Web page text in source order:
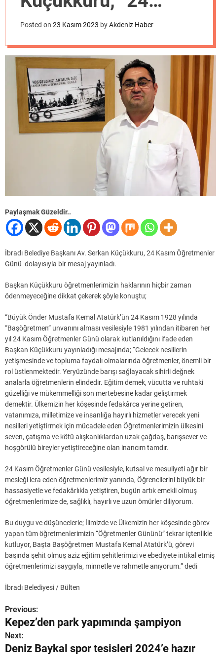
Kasım Öğretmenler
Günü Kutlu Olsun”
Posted on 23 Kasım 2023 byAkdeniz Haber
Paylaşmak Güzeldir..
İbradı Belediye Başkanı Av. Serkan Küçükkuru, 24 Kasım Öğretmenler
Günü dolayısıyla bir mesaj yayınladı.
Başkan Küçükkuru öğretmenlerimizin haklarının hiçbir zaman
ödenmeyeceğine dikkat çekerek şöyle konuştu;
“Büyük Önder Mustafa Kemal Atatürk’ün 24 Kasım 1928 yılında
“Başöğretmen” unvanını alması vesilesiyle 1981 yılından itibaren her
yıl 24 Kasım Öğretmenler Günü olarak kutlanıldığını ifade eden
Başkan Küçükkuru yayınladığı mesajında; “Gelecek nesillerin
yetişmesinde ve topluma faydalı olmalarında öğretmenler, önemli bir
rol üstlenmektedir. Yeryüzünde barışı sağlayacak sihirli değnek
analarla öğretmenlerin elindedir. Eğitim demek, vücutta ve ruhtaki
güzelliği ve mükemmelliği son mertebesine kadar geliştirmek
demektir. Ülkemizin her köşesinde fedakârca yerine getiren,
vatanımıza, milletimize ve insanlığa hayırlı hizmetler verecek yeni
nesilleri yetiştirmek için mücadele eden Öğretmenlerimizin ülkesini
seven, çatışma ve kötü alışkanlıklardan uzak çağdaş, barışsever ve
hoşgörülü bireyler yetiştireceğine olan inancım tamdır.
24 Kasım Öğretmenler Günü vesilesiyle, kutsal ve mesuliyeti ağır bir
mesleği icra eden öğretmenlerimiz yanında, Öğrencilerini büyük bir
hassasiyetle ve fedakârlıkla yetiştiren, bugün artık emekli olmuş
öğretmenlerimize de, sağlıklı, hayırlı ve uzun ömürler diliyorum.
Bu duygu ve düşüncelerle; İlimizde ve Ülkemizin her köşesinde görev
yapan tüm öğretmenlerimizin “Öğretmenler Gününü” tekrar içtenlikle
kutluyor, Başta Başöğretmen Mustafa Kemal Atatürk’ü, görevi
başında şehit olmuş aziz eğitim şehitlerimizi ve ebediyete intikal etmiş
öğretmenlerimizi saygıyla, minnetle ve rahmetle anıyorum.” dedi
İbradı Belediyesi / Bülten
Y
a
z
Previous:
Kepez’den park yapımında şampiyon
Next:
Deniz Baykal spor tesisleri 2024’e hazır